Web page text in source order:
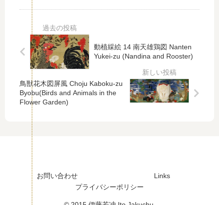
梅
百
合
雁
皮
動植綵絵 14 南天雄鶏図 Nanten
Yukei-zu (Nandina and Rooster)
鳥獣花木図屏風 Choju Kaboku-zu
Byobu(Birds and Animals in the
Flower Garden)
お問い合わせ
Links
プライバシーポリシー